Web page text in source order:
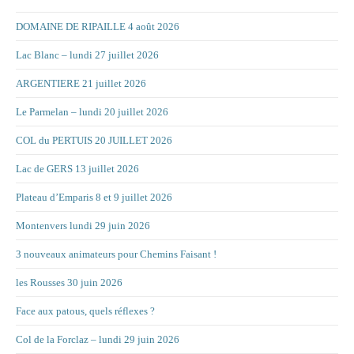
DOMAINE DE RIPAILLE 4 août 2026
Lac Blanc – lundi 27 juillet 2026
ARGENTIERE 21 juillet 2026
Le Parmelan – lundi 20 juillet 2026
COL du PERTUIS 20 JUILLET 2026
Lac de GERS 13 juillet 2026
Plateau d’Emparis 8 et 9 juillet 2026
Montenvers lundi 29 juin 2026
3 nouveaux animateurs pour Chemins Faisant !
les Rousses 30 juin 2026
Face aux patous, quels réflexes ?
Col de la Forclaz – lundi 29 juin 2026